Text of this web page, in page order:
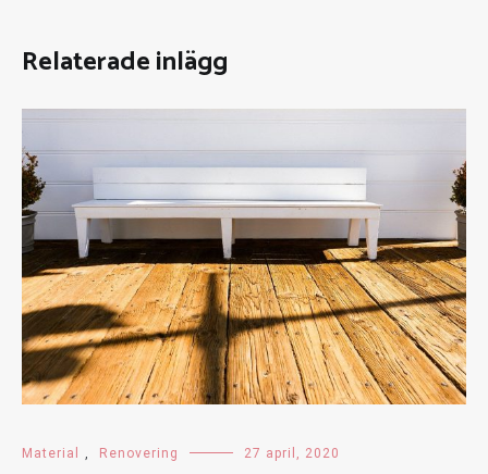
Relaterade inlägg
Material Renovering 27 april, 2020